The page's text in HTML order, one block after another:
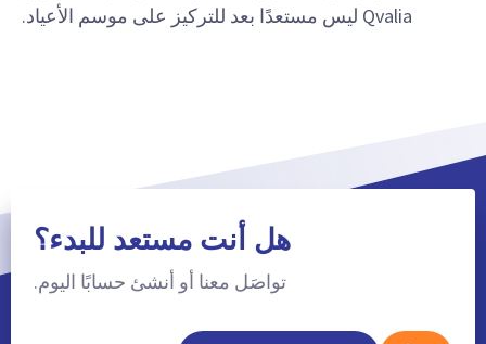
Qvalia ليس مستعدًا بعد للتركيز على موسم الأعياد.
هل أنت مستعد للبدء؟
تواصَل معنا أو أنشئ حسابًا اليوم.